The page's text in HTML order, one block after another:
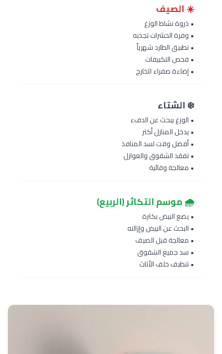
☀️ الصيف
• ذروة نشاط الوزغ
• وفرة الحشرات تجذبه
• تطبيق الطارد شهرياً
• فحص التكييفات
• إضاءة صفراء للخارج
❄️ الشتاء
• الوزغ يبحث عن الدفء
• يدخل المنازل أكثر
• أفضل وقت لسد المنافذ
• تفقد الشقوق والعوازل
• معالجة وقائية
🌧️ موسم التكاثر (الربيع)
• يضع البيض بكثرة
• البحث عن البيض وإزالته
• معالجة قبل الصيف
• سد جميع الشقوق
• تنظيف خلف الأثاث